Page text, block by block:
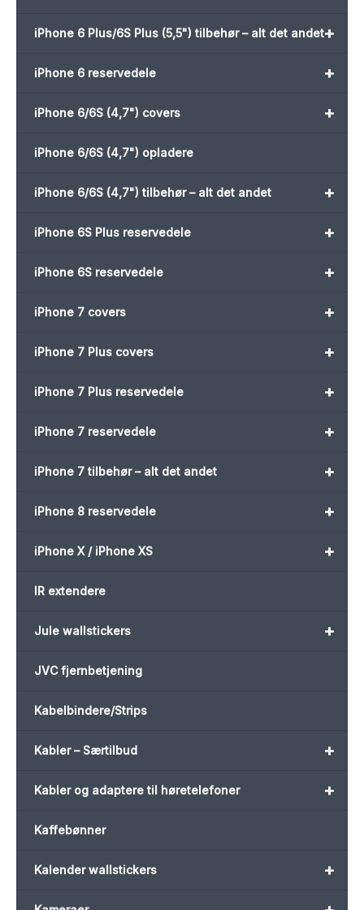
+
iPhone 6 Plus/6S Plus (5,5") tilbehør – alt det andet
+
iPhone 6 reservedele
+
iPhone 6/6S (4,7") covers
iPhone 6/6S (4,7") opladere
+
iPhone 6/6S (4,7") tilbehør – alt det andet
+
iPhone 6S Plus reservedele
+
iPhone 6S reservedele
+
iPhone 7 covers
+
iPhone 7 Plus covers
+
iPhone 7 Plus reservedele
+
iPhone 7 reservedele
+
iPhone 7 tilbehør – alt det andet
+
iPhone 8 reservedele
+
iPhone X / iPhone XS
IR extendere
+
Jule wallstickers
JVC fjernbetjening
Kabelbindere/Strips
+
Kabler – Særtilbud
+
Kabler og adaptere til høretelefoner
Kaffebønner
+
Kalender wallstickers